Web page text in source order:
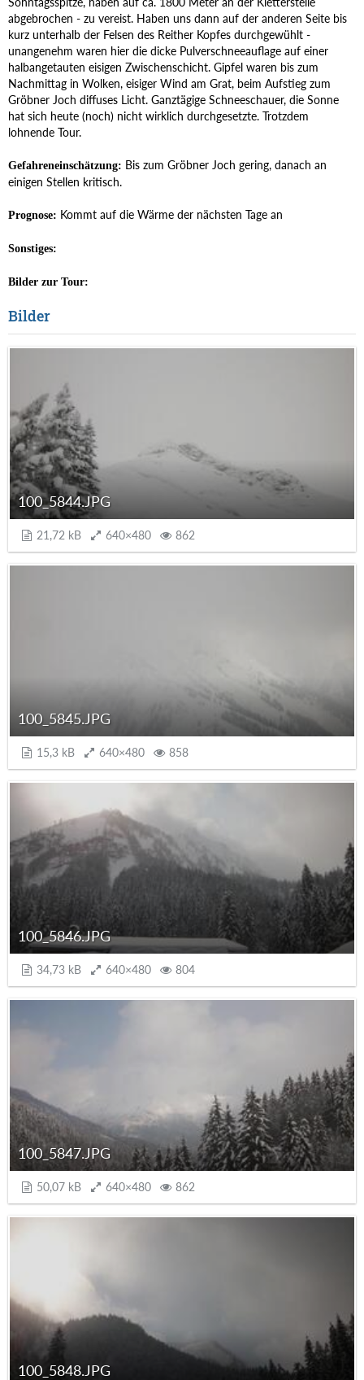
abgebrochen - zu vereist. Haben uns dann auf der anderen Seite bis
kurz unterhalb der Felsen des Reither Kopfes durchgewühlt -
unangenehm waren hier die dicke Pulverschneeauflage auf einer
halbangetauten eisigen Zwischenschicht. Gipfel waren bis zum
Nachmittag in Wolken, eisiger Wind am Grat, beim Aufstieg zum
Gröbner Joch diffuses Licht. Ganztägige Schneeschauer, die Sonne
hat sich heute (noch) nicht wirklich durchgesetzte. Trotzdem
lohnende Tour.
Gefahreneinschätzung: Bis zum Gröbner Joch gering, danach an
einigen Stellen kritisch.
Prognose: Kommt auf die Wärme der nächsten Tage an
Sonstiges:
Bilder zur Tour:
Bilder
100_5844.JPG
21,72 kB 640×480 862
100_5845.JPG
15,3 kB 640×480 858
100_5846.JPG
34,73 kB 640×480 804
100_5847.JPG
50,07 kB 640×480 862
100_5848.JPG